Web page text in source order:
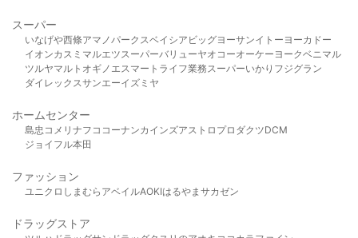
スーパー
いなげや西條アマノパークスベイシア ビッグヨーサンイトーヨーカドー
イオンカスミ マルエツスーパーバリューヤオコーオーケー ヨークベニマル
ツルヤマルト オギノ エスマート ライフ業務スーパーいかり フジグラン
ダイレックスサンエーイズミヤ
ホームセンター
島忠 コメリ ナフコ コーナンカインズアストロプロダクツDCM
ジョイフル本田
ファッション
ユニクロ しまむら アベイルAOKIはるやま サカゼン
ドラッグストア